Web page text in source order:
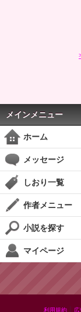
メインメニュー
ホーム
メッセージ
しおり一覧
作者メニュー
小説を探す
マイページ
利用規約